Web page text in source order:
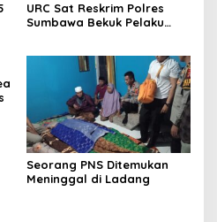
URC Sat Reskrim Polres
Sumbawa Bekuk Pelaku
Seorang PNS Ditemukan
Meninggal di Ladang